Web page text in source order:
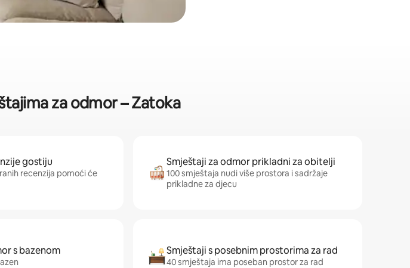
za odmor – Zatoka
gostiju
recenzija pomoći će
Smještaji za odmor prikladni za obitelji
100 smještaja nudi više prostora i sadržaje
prikladne za djecu
s bazenom Smještaji s posebnim prostorima za rad
40 smještaja ima poseban prostor za rad